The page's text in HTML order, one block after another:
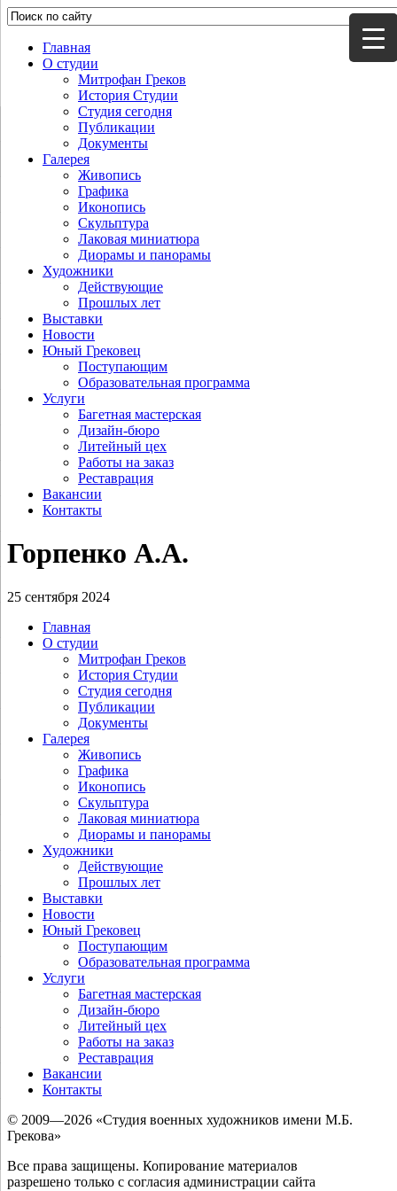
Главная
О студии
Митрофан Греков
История Студии
Студия сегодня
Публикации
Документы
Галерея
Живопись
Графика
Иконопись
Скульптура
Лаковая миниатюра
Диорамы и панорамы
Художники
Действующие
Прошлых лет
Выставки
Новости
Юный Грековец
Поступающим
Образовательная программа
Услуги
Багетная мастерская
Дизайн-бюро
Литейный цех
Работы на заказ
Реставрация
Вакансии
Контакты
Горпенко А.А.
25 сентября 2024
Главная
О студии
Митрофан Греков
История Студии
Студия сегодня
Публикации
Документы
Галерея
Живопись
Графика
Иконопись
Скульптура
Лаковая миниатюра
Диорамы и панорамы
Художники
Действующие
Прошлых лет
Выставки
Новости
Юный Грековец
Поступающим
Образовательная программа
Услуги
Багетная мастерская
Дизайн-бюро
Литейный цех
Работы на заказ
Реставрация
Вакансии
Контакты
© 2009—2026 «Студия военных художников имени М.Б.
Грекова»
Все права защищены. Копирование материалов
разрешено только с согласия администрации сайта